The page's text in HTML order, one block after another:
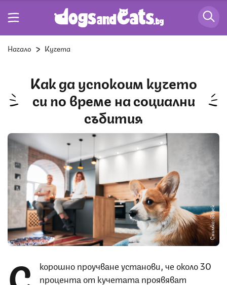
Начало Кучета
Как да успокоим кучето
си по време на социални
събития
Снимка: iStock
корошно проучване установи, че около 30
процента от кучетата проявяват